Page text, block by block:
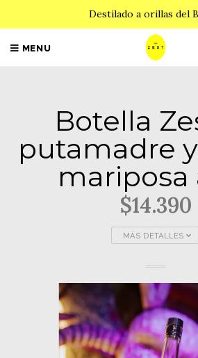
Destilado a orillas del
MENU
Botella
putamadre
mariposa
$14.390
MÁS DETALLES